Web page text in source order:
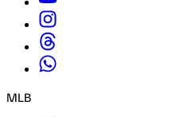
MLB